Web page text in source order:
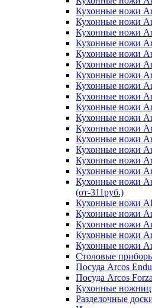
Кухонные ножи
Кухонные ножи
Кухонные ножи
Кухонные ножи
Кухонные ножи
Кухонные ножи
Кухонные ножи
Кухонные ножи
Кухонные ножи
Кухонные ножи
Кухонные ножи
Кухонные ножи
Кухонные ножи
Кухонные ножи
Кухонные ножи
Кухонные ножи
Кухонные ножи
(от-311руб.)
Кухонные ножи
Кухонные ножи
Кухонные ножи
Кухонные ножи
Кухонные ножи
Столовые
Посуда Arcos
Посуда Arcos Forza
Кухонные
Разделочные